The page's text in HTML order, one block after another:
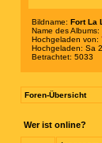
Bildname: Fort La
Name des Albums:
Hochgeladen von:
Hochgeladen: Sa
Betrachtet: 5033
Foren-Übersicht
Wer ist online?